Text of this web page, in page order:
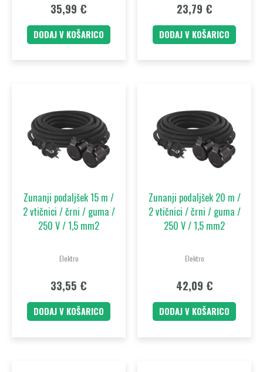
35,99 €
DODAJ V KOŠARICO
23,79 €
DODAJ V KOŠARICO
Zunanji podaljšek 15 m /
2 vtičnici / črni / guma /
250 V / 1,5 mm2
Elektro
33,55 €
DODAJ V KOŠARICO
Zunanji podaljšek 20 m /
2 vtičnici / črni / guma /
250 V / 1,5 mm2
Elektro
42,09 €
DODAJ V KOŠARICO